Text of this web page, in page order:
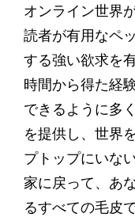
オンライン世界
読者が有用なペ
する強い欲求を
時間から得た経
できるように多
を提供し、世界
プトップにいな
家に戻って、あ
るすべての毛皮